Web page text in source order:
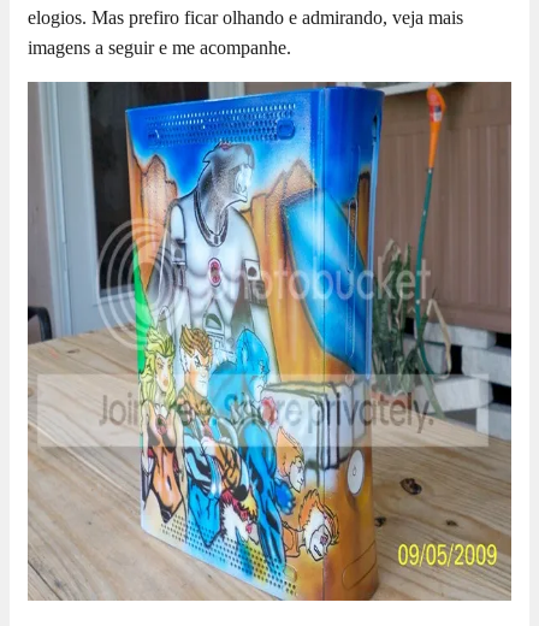
elogios. Mas prefiro ficar olhando e admirando, veja mais
imagens a seguir e me acompanhe.